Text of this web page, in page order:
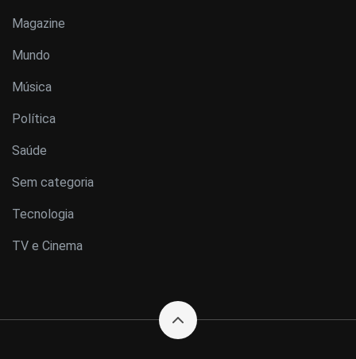
Magazine
Mundo
Música
Política
Saúde
Sem categoria
Tecnologia
TV e Cinema